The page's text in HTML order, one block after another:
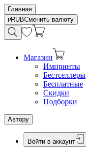
Главная
RUBСменить валюту
Магазин
Импринты
Бестселлеры
Бесплатные
Скидки
Подборки
Автору
Войти в аккаунт